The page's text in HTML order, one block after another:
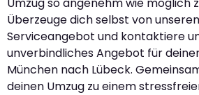
Überzeuge dich selbst von
Serviceangebot und kontaktiere
unverbindliches Angebot für
München nach Lübeck.
deinen Umzug zu einem